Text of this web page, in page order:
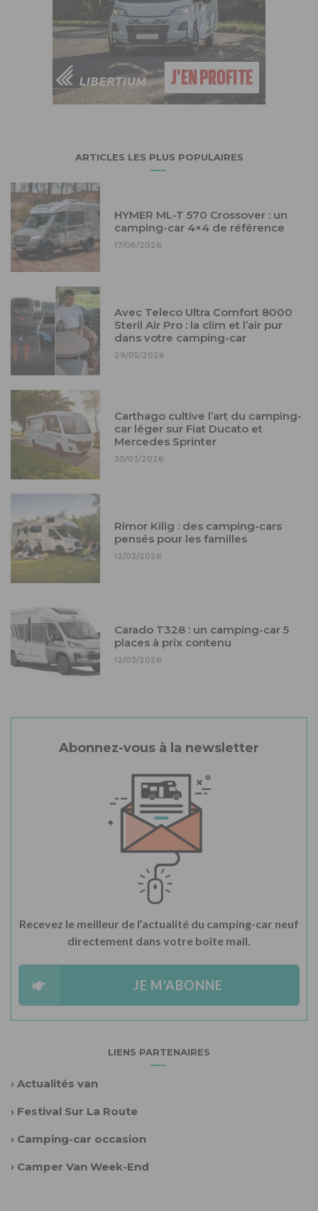
ARTICLES LES PLUS POPULAIRES
HYMER ML-T 570 Crossover : un
camping-car 4×4 de référence
17/06/2026
Avec Teleco Ultra Comfort 8000
Steril Air Pro : la clim et l’air pur
dans votre camping-car
29/05/2026
Carthago cultive l’art du camping-
car léger sur Fiat Ducato et
Mercedes Sprinter
30/03/2026
Rimor Kilig : des camping-cars
pensés pour les familles
12/03/2026
Carado T328 : un camping-car 5
places à prix contenu
12/03/2026
Abonnez-vous à la newsletter
Recevez le meilleur de l’actualité du camping-car neuf
directement dans votre boîte mail.
JE M'ABONNE
LIENS PARTENAIRES
› Actualités van
› Festival Sur La Route
› Camping-car occasion
› Camper Van Week-End